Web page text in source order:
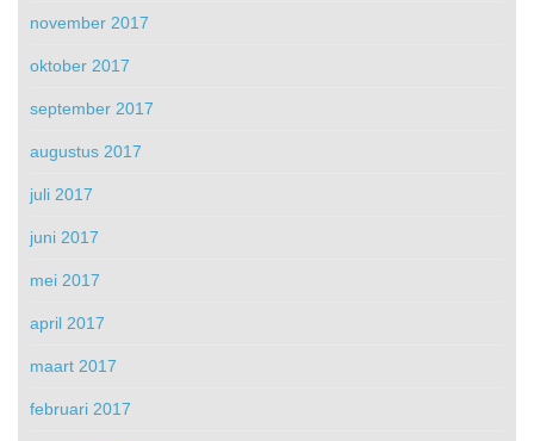
november 2017
oktober 2017
september 2017
augustus 2017
juli 2017
juni 2017
mei 2017
april 2017
maart 2017
februari 2017